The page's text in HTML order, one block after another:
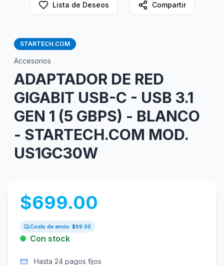
Lista de Deseos Compartir
STARTECH.COM
Accesorios
ADAPTADOR DE RED
GIGABIT USB-C - USB 3.1
GEN 1 (5 GBPS) - BLANCO
- STARTECH.COM MOD.
US1GC30W
$699.00
Costo de envío: $99.00
Con stock
Hasta 24 pagos fijos